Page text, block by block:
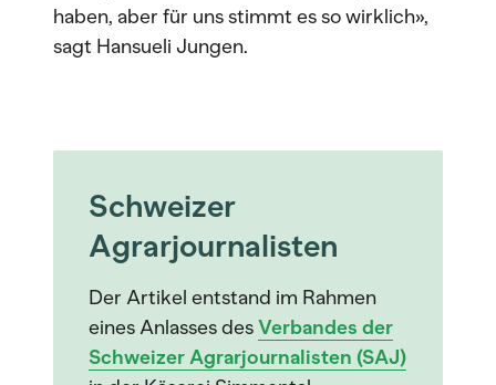
haben, aber für uns stimmt es so wirklich»,
sagt Hansueli Jungen.
Schweizer
Agrarjournalisten
Der Artikel entstand im Rahmen
eines Anlasses desVerbandes der
Schweizer Agrarjournalisten (SAJ)